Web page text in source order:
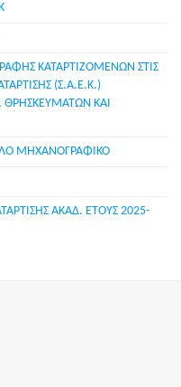
ΚΑΤΑΡΤΙΖΟΜΕΝΩΝ ΣΤΙΣ
(Σ.Α.Ε.Κ.)
ΘΡΗΣΚΕΥΜΑΤΩΝ ΚΑΙ
ΜΗΧΑΝΟΓΡΑΦΙΚΟ
ΑΚΑΔ. ΕΤΟΥΣ 2025-